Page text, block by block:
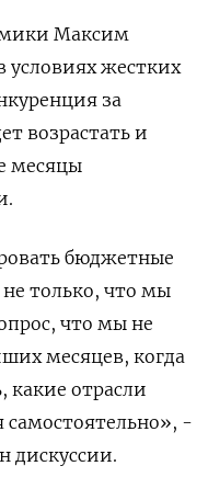
Максим
условиях жестких
за
возрастать и
месяцы
бюджетные
только, что мы
что мы не
месяцев, когда
какие отрасли
-
дискуссии.